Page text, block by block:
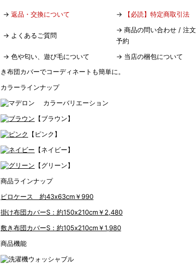
→ 返品・交換について → 【必読】特定商取引法
→ よくあるご質問
→ 商品の問い合わせ / 注文
予約
→ 色や匂い、遊び毛について → 当店の梱包について
き布団カバーでコーディネートも簡単に。
カラーラインナップ
【ブラウン】
【ピンク】
【ネイビー】
【グリーン】
商品ラインナップ
ピロケース 約43x63cm￥990
掛け布団カバーS：約150x210cm￥2,480
敷き布団カバーS：約105x210cm￥1,980
商品機能